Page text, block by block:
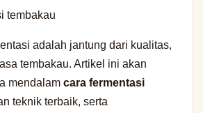
adalah jantung dari kualitas,
tembakau. Artikel ini akan
mendalam cara fermentasi
teknik terbaik, serta